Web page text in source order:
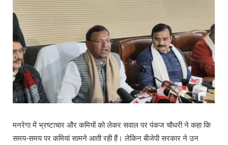
मनरेगा में भ्रष्टाचार और कमियों को लेकर सवाल पर पंकज चौधरी ने कहा कि
समय-समय पर कमियां सामने आती रही हैं। लेकिन बीजेपी सरकार ने उन